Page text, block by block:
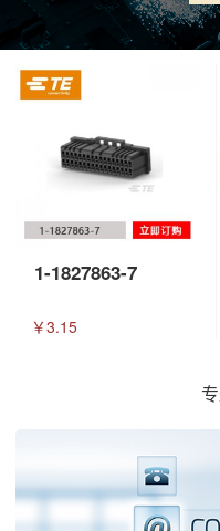
1-1827863-7
￥3.15